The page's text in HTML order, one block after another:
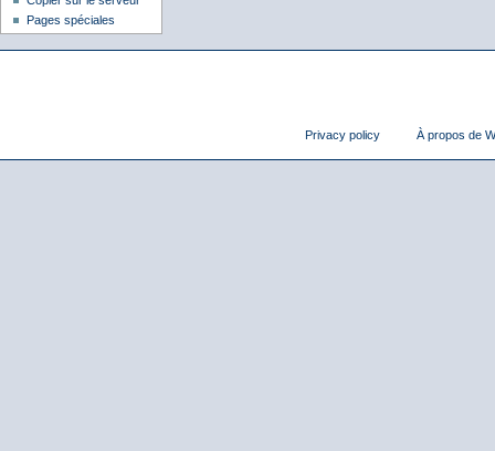
Pages spéciales
Privacy policy À propos de